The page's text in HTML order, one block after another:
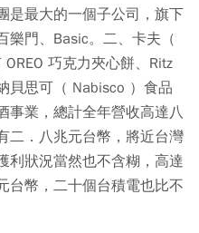
是最大的一個子公司，旗下
樂門、Basic。二、卡夫（
巧克力夾心餅、Ritz
貝思可（ Nabisco ）食品
事業，總計全年營收高達八
．八兆元台幣，將近台灣
利狀況當然也不含糊，高達
台幣，二十個台積電也比不